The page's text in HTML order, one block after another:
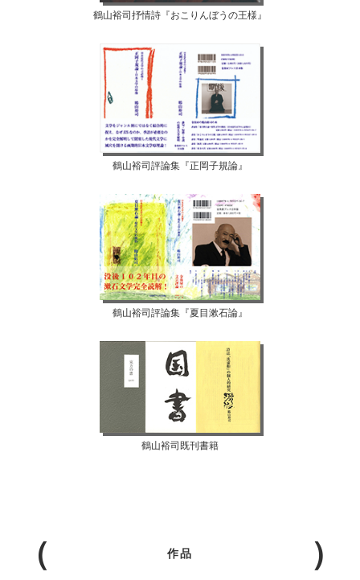
鶴山裕司抒情詩『おこりんぼうの王様』
鶴山裕司評論集『正岡子規論』
鶴山裕司評論集『夏目漱石論』
鶴山裕司既刊書籍
作品